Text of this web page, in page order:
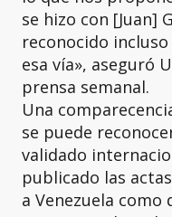
se hizo con [Juan]
reconocido
esa vía», aseguró
prensa semanal.
Una
se puede
validado
publicado las
a Venezuela